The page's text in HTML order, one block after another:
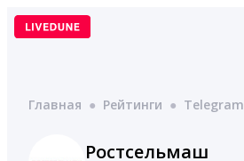
Перейти
Главная ● Рейтинги ● Telegram
Ростсельмаш